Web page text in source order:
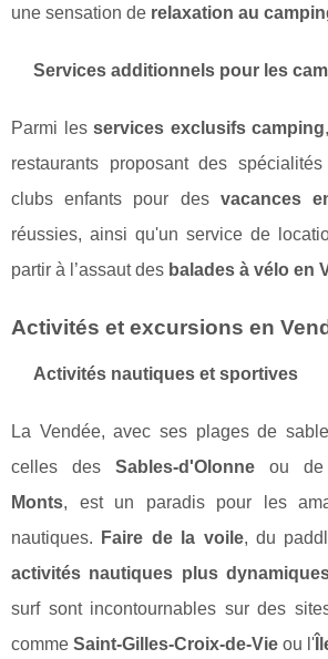
une sensation de relaxation au
Services additionnels pour les
Parmi lesservices exclusifs camping
restaurants proposant des
clubs enfants pour des vacances
réussies, ainsi qu'un service de
partir à l’assaut des balades à vélo en
Activités et excursions en
Activités nautiques et sportives
La Vendée, avec ses plages de
celles desSables-d'Olonne ou
Monts, est un paradis pour les
nautiques.
Faire de la voile, du
activités nautiques plus
surf sont incontournables sur des
commeSaint-Gilles-Croix-de-Vie ou l'